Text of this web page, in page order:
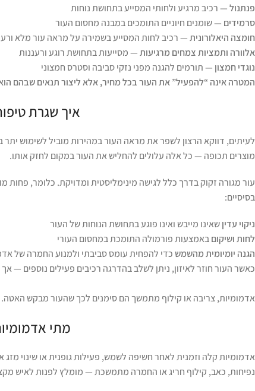
פנתנול— רכיב מרגיע ולחותי המסייע בתחושת נוחות
סרמידים — שומנים חיוניים התומכים במבנה מחסום העור
חומצה היאלורונית— רכיב לחות המסייע בשמירה על מראה עור מלא
אלוורה ותמציות צמחים מרגיעות— מסייעות בתחושת רוגע ורעננות
נוגדי חמצון — תורמים להגנה מפני נזקי סביבה וסטרס חמצוני
המטרה אינה “להפעיל” את העור בכל מחיר, אלא ליצור תנאים שבהם הוא
איך שגרת
לעיתים, דווקא הרצון לשפר את מראה העור במהירות מוביל לשימוש יתר
מוצרים תכופה — כל אלה עלולים להחליש את העור במקום לחזק אותו.
עור מגורה זקוק בדרך כלל לגישה מינימליסטית ומדויקת. כלומר,
בסיסיים:
ניקוי עדיןשאינו מייבש ואינו פוגע בתחושת הנוחות של העור
לחות ושיקוםבאמצעות פורמולה התומכת במחסום העורי
הגנה יומיומית מהשמשכדי להפחית עומס סביבתי ולמנוע החמרה של
כאשר העור חוזר לאיזון, ניתן לשלב בהדרגה רכיבים פעילים נוספים —
אדמומיות, צריבה או קילוף מתמשך הם סימנים לכך שהעור מבקש האטה.
מתי
אדמומיות קלה וזמנית לאחר חשיפה לשמש, פעילות גופנית או שינוי
נפיחות, כאב, קילוף חריג או החמרה מתמשכת — מומלץ לפנות לאיש